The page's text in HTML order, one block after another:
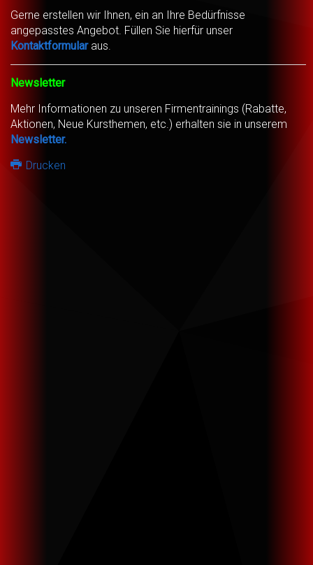
Gerne erstellen wir Ihnen, ein an Ihre Bedürfnisse
angepasstes Angebot. Füllen Sie hierfür unser
Kontaktformular aus.
Newsletter
Mehr Informationen zu unseren Firmentrainings (Rabatte,
Aktionen, Neue Kursthemen, etc.) erhalten sie in unserem
Newsletter.
Drucken